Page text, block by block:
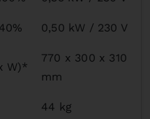
40% 0,50 kW / 230 V
W)*
770 x 300 x 310
mm
44 kg